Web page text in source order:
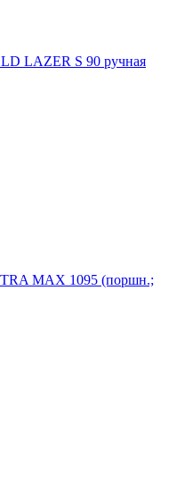
LAZER S 90 ручная
MAX 1095 (поршн.;